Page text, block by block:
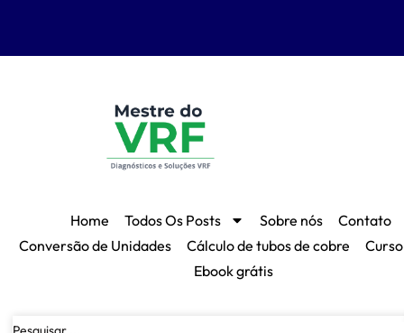
Home Todos Os Posts Sobre nós
Contato
Conversão de Unidades
Cálculo de tubos de cobre
Ebook grátis